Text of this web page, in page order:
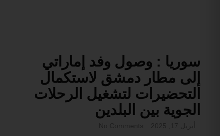
سوريا : وصول وفد إماراتي
إلى مطار دمشق لاستكمال
التحضيرات لتشغيل الرحلات
الجوية بين البلدين